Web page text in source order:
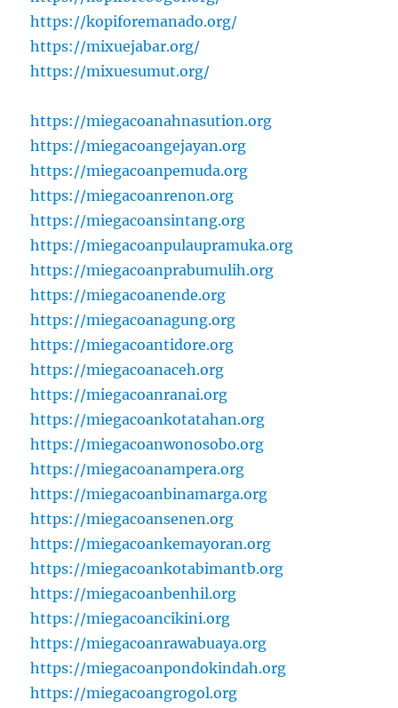
https://kopiforemanado.org/
https://mixuejabar.org/
https://mixuesumut.org/
https://miegacoanahnasution.org
https://miegacoangejayan.org
https://miegacoanpemuda.org
https://miegacoanrenon.org
https://miegacoansintang.org
https://miegacoanpulaupramuka.org
https://miegacoanprabumulih.org
https://miegacoanende.org
https://miegacoanagung.org
https://miegacoantidore.org
https://miegacoanaceh.org
https://miegacoanranai.org
https://miegacoankotatahan.org
https://miegacoanwonosobo.org
https://miegacoanampera.org
https://miegacoanbinamarga.org
https://miegacoansenen.org
https://miegacoankemayoran.org
https://miegacoankotabimantb.org
https://miegacoanbenhil.org
https://miegacoancikini.org
https://miegacoanrawabuaya.org
https://miegacoanpondokindah.org
https://miegacoangrogol.org